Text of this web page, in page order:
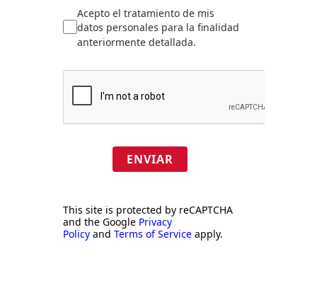
Acepto el tratamiento de mis
datos personales para la finalidad
anteriormente detallada.
ENVIAR
This site is protected by reCAPTCHA
and the Google Privacy
Policy and Terms of Service apply.